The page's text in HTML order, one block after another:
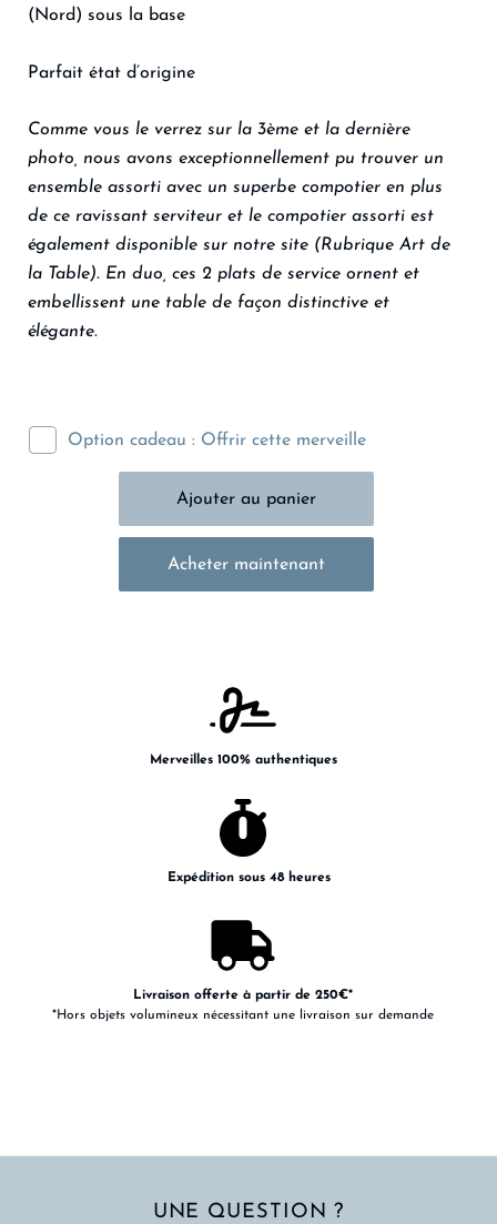
(Nord) sous la base
Parfait état d’origine
Comme vous le verrez sur la 3ème et la dernière
photo, nous avons exceptionnellement pu trouver un
ensemble assorti avec un superbe compotier en plus
de ce ravissant serviteur et le compotier assorti est
également disponible sur notre site (Rubrique Art de
la Table). En duo, ces 2 plats de service ornent et
embellissent une table de façon distinctive et
élégante.
Option cadeau : Offrir cette merveille
Acheter maintenant
Merveilles 100% authentiques
Expédition sous 48 heures
Livraison offerte à partir de 250€*
*Hors objets volumineux nécessitant une livraison sur demande
UNE QUESTION ?